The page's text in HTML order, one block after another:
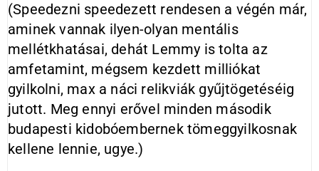
(Speedezni speedezett rendesen a végén már,
aminek vannak ilyen-olyan mentális
mellétkhatásai, dehát Lemmy is tolta az
amfetamint, mégsem kezdett milliókat
gyilkolni, max a náci relikviák gyűjtögetéséig
jutott. Meg ennyi erővel minden második
budapesti kidobóembernek tömeggyilkosnak
kellene lennie, ugye.)